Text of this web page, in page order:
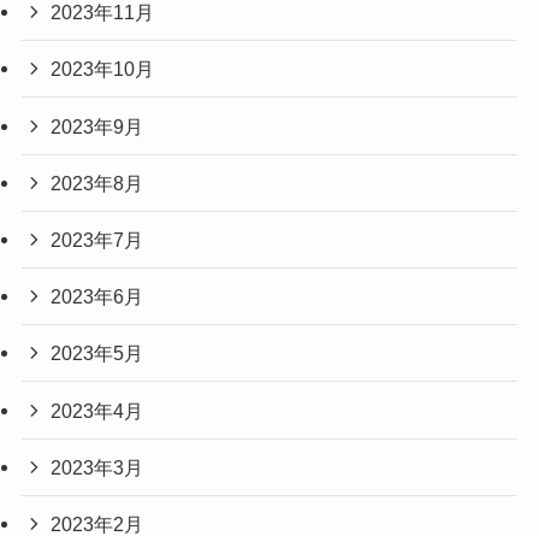
2023年11月
2023年10月
2023年9月
2023年8月
2023年7月
2023年6月
2023年5月
2023年4月
2023年3月
2023年2月